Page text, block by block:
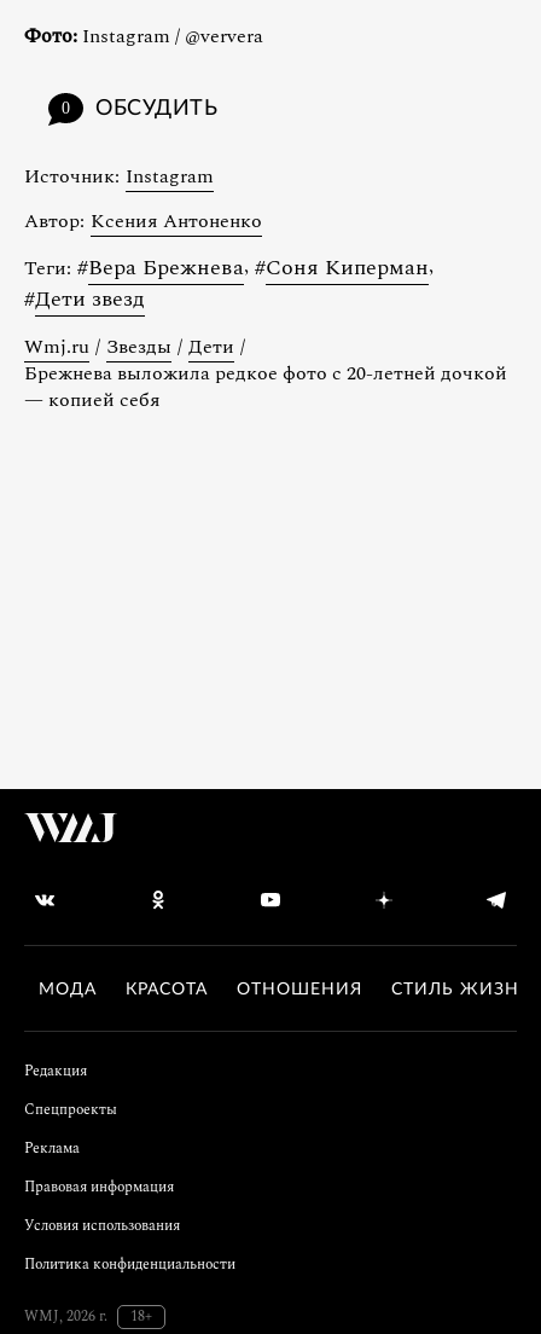
Фото: Instagram / @ververa
0 ОБСУДИТЬ
Источник: Instagram
Автор: Ксения Антоненко
Теги: #Вера Брежнева, #Соня Киперман,
#Дети звезд
Wmj.ru / Звезды / Дети /
Брежнева выложила редкое фото с 20-летней дочкой
— копией себя
МОДА КРАСОТА ОТНОШЕНИЯ СТИЛЬ ЖИЗНИ
Редакция
Спецпроекты
Реклама
Правовая информация
Условия использования
Политика конфиденциальности
WMJ, 2026 г. 18+